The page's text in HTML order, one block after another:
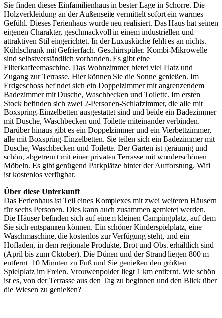
Sie finden dieses Einfamilienhaus in bester Lage in Schorre. Die
Holzverkleidung an der Außenseite vermittelt sofort ein warmes
Gefühl. Dieses Ferienhaus wurde neu realisiert. Das Haus hat seinen
eigenen Charakter, geschmackvoll in einem industriellen und
attraktiven Stil eingerichtet. In der Luxusküche fehlt es an nichts.
Kühlschrank mit Gefrierfach, Geschirrspüler, Kombi-Mikrowelle
sind selbstverständlich vorhanden. Es gibt eine
Filterkaffeemaschine. Das Wohnzimmer bietet viel Platz und
Zugang zur Terrasse. Hier können Sie die Sonne genießen. Im
Erdgeschoss befindet sich ein Doppelzimmer mit angrenzendem
Badezimmer mit Dusche, Waschbecken und Toilette. Im ersten
Stock befinden sich zwei 2-Personen-Schlafzimmer, die alle mit
Boxspring-Einzelbetten ausgestattet sind und beide ein Badezimmer
mit Dusche, Waschbecken und Toilette miteinander verbinden.
Darüber hinaus gibt es ein Doppelzimmer und ein Vierbettzimmer,
alle mit Boxspring-Einzelbetten. Sie teilen sich ein Badezimmer mit
Dusche, Waschbecken und Toilette. Der Garten ist geräumig und
schön, abgetrennt mit einer privaten Terrasse mit wunderschönen
Möbeln. Es gibt genügend Parkplätze hinter der Aufforstung. Wifi
ist kostenlos verfügbar.
Über diese Unterkunft
Das Ferienhaus ist Teil eines Komplexes mit zwei weiteren Häusern
für sechs Personen. Dies kann auch zusammen gemietet werden.
Die Häuser befinden sich auf einem kleinen Campingplatz, auf dem
Sie sich entspannen können. Ein schöner Kinderspielplatz, eine
Waschmaschine, die kostenlos zur Verfügung steht, und ein
Hofladen, in dem regionale Produkte, Brot und Obst erhältlich sind
(April bis zum Oktober). Die Dünen und der Strand liegen 800 m
entfernt. 10 Minuten zu Fuß und Sie genießen den größten
Spielplatz im Freien. Vrouwenpolder liegt 1 km entfernt. Wie schön
ist es, von der Terrasse aus den Tag zu beginnen und den Blick über
die Wiesen zu genießen?